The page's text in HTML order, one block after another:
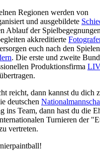
Regionen werden von
und ausgebildete
Ablauf der
akkreditierte
euch nach den
. Die erste und zweite
Produktionsfirma
reicht, dann kannst du dich
deutschen
ins Team, dann hast du die
Turnieren der
vertreten.